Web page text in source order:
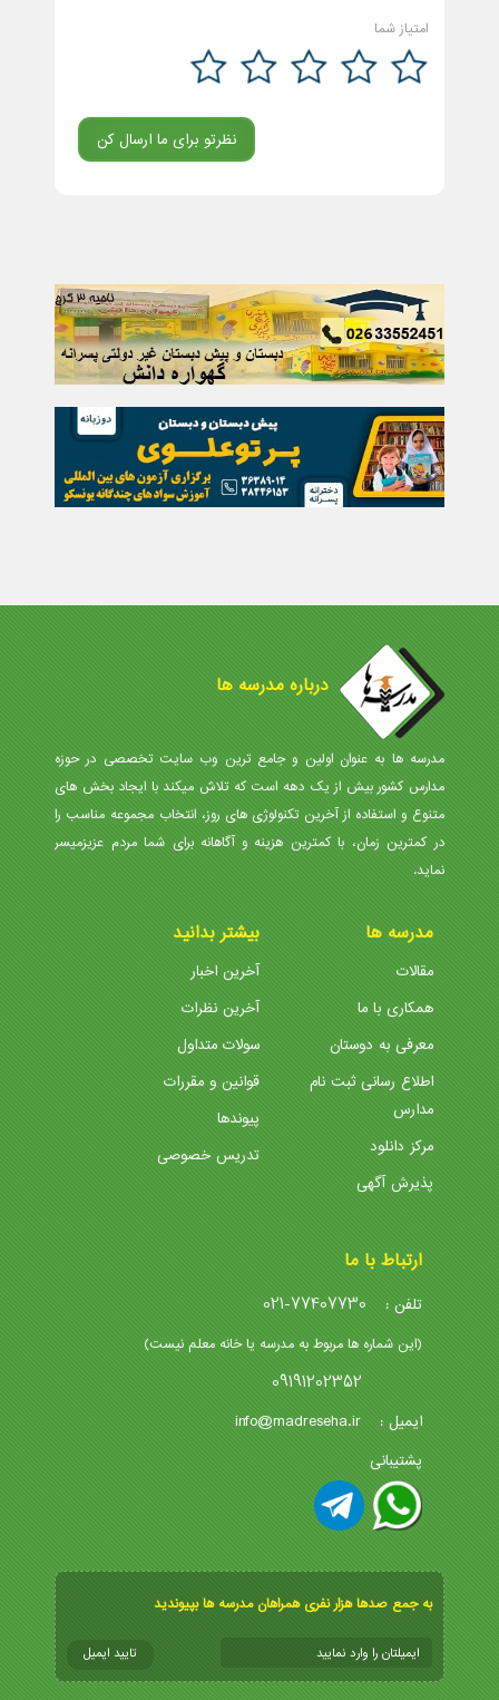
امتیاز شما
درباره مدرسه ها
مدرسه ها به عنوان اولین و جامع ترین وب سایت تخصصی در حوزه
مدارس کشور بیش از یک دهه است که تلاش میکند با ایجاد بخش های
متنوع و استفاده از آخرین تکنولوژی های روز، انتخاب مجموعه مناسب را
در کمترین زمان، با کمترین هزینه و آگاهانه برای شما مردم عزیزمیسر
نماید.
مدرسه ها
مقالات
همکاری با ما
معرفی به دوستان
اطلاع رسانی ثبت نام
مدارس
مرکز دانلود
پذیرش آگهی
بیشتر بدانید
آخرین اخبار
آخرین نظرات
سولات متداول
قوانین و مقررات
پیوندها
تدریس خصوصی
ارتباط با ما
تلفن : 021-77407730
(این شماره ها مربوط به مدرسه یا خانه معلم نیست)
09191202352
ایمیل : info@madreseha.ir
پشتیبانی
به جمع صدها هزار نفری همراهان مدرسه ها بپیوندید